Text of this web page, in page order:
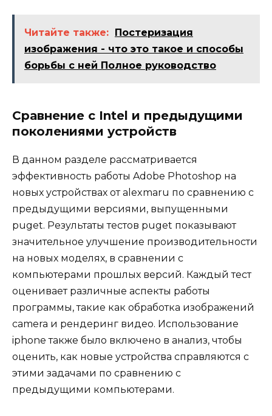
Читайте также: Постеризация
изображения - что это такое и способы
борьбы с ней Полное руководство
Сравнение с Intel и предыдущими
поколениями устройств
В данном разделе рассматривается
эффективность работы Adobe Photoshop на
новых устройствах от alexmaru по сравнению с
предыдущими версиями, выпущенными
puget. Результаты тестов puget показывают
значительное улучшение производительности
на новых моделях, в сравнении с
компьютерами прошлых версий. Каждый тест
оценивает различные аспекты работы
программы, такие как обработка изображений
camera и рендеринг видео. Использование
iphone также было включено в анализ, чтобы
оценить, как новые устройства справляются с
этими задачами по сравнению с
предыдущими компьютерами.